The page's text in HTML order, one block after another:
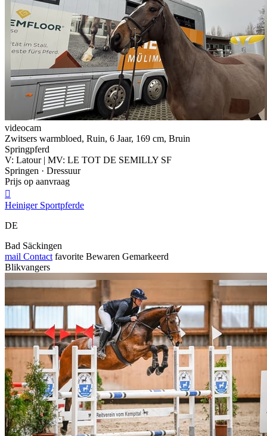
videocam
Zwitsers warmbloed, Ruin, 6 Jaar, 169 cm, Bruin
Springpferd
V: Latour | MV: LE TOT DE SEMILLY SF
Springen · Dressuur
Prijs op aanvraag

Heiniger Sportpferde
DE
Bad Säckingen
mail Contact favorite Bewaren Gemarkeerd
Blikvangers